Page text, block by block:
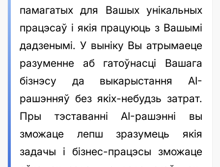
памагатых для Вашых унікальных
працэсаў і якія працуюць з Вашымі
дадзенымі. У выніку Вы атрымаеце
разуменне аб гатоўнасці Вашага
бізнэсу да выкарыстання AI-
рашэнняў без якіх-небудзь затрат.
Пры тэставанні AI-рашэнні вы
зможаце лепш зразумець якія
задачы і бізнес-працэсы зможаце